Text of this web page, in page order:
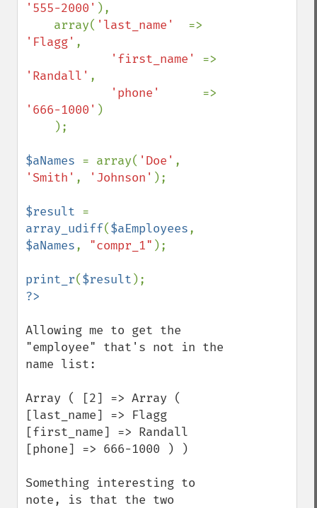
'555-2000' ),
    array(
'last_name'
'Flagg' ,
'first_name'
'Randall' ,
'phone'
'666-1000' )
$aNames = array( 'Doe'
'Smith' , 'Johnson' );
$result
array_udiff($aEmployees
$aNames, "compr_1" );
print_r($result
Allowing me to get the
"employee" that's not in the
name list:
Array ( [2] => Array (
[last_name] => Flagg
[first_name] => Randall
[phone] => 666-1000 ) )
Something interesting to
note, is that the two